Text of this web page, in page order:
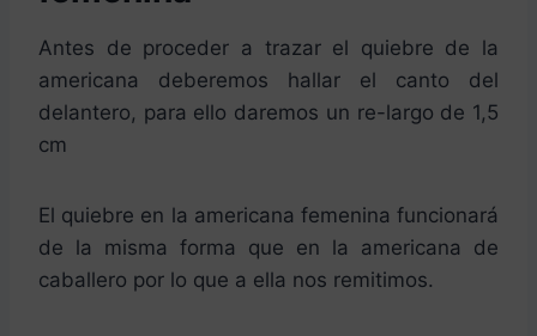
Antes de proceder a trazar el quiebre de la
americana deberemos hallar el canto del
delantero, para ello daremos un re-largo de 1,5
cm
El quiebre en la americana femenina funcionará
de la misma forma que en la americana de
caballero por lo que a ella nos remitimos.